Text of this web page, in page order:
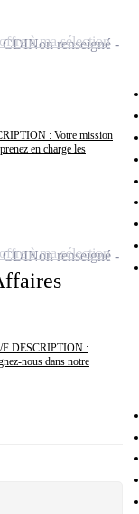
: Votre mission
en charge les
CDINon renseigné
à ma sélection
F DESCRIPTION :
nous dans notre
CDINon renseigné
à ma sélection